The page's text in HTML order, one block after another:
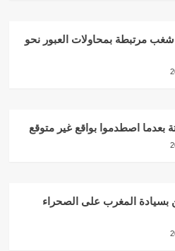
شغب مرتبطة بمحاولات العبور نحو
بعدما اصطدموا بواقع غير متوقع
المغرب على الصحراء